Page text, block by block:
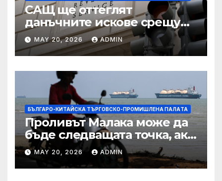
САЩ ще оттеглят
данъчните искове срещу
Тръмп „завинаги“ в
сделката за съдебно дело с
IRS
MAY 20, 2026 ADMIN
БЪЛГАРО-КИТАЙСКА ТЪРГОВСКО-ПРОМИШЛЕНА ПАЛAТА
Проливът Малака може да
бъде следващата точка, ако
Азия не внимава
MAY 20, 2026 ADMIN